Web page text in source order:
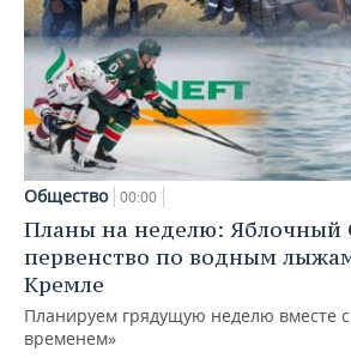
Общество 00:00
Планы на неделю: Яблочный
первенство по водным
Кремле
Планируем грядущую неделю вместе
временем»